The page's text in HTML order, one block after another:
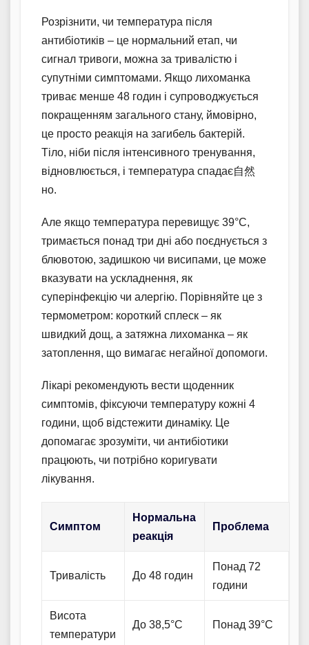
Розрізнити, чи температура після
антибіотиків – це нормальний етап, чи
сигнал тривоги, можна за тривалістю і
супутніми симптомами. Якщо лихоманка
триває менше 48 годин і супроводжується
покращенням загального стану, ймовірно,
це просто реакція на загибель бактерій.
Тіло, ніби після інтенсивного тренування,
відновлюється, і температура спадає自然
но.
Але якщо температура перевищує 39°C,
тримається понад три дні або поєднується з
блювотою, задишкою чи висипами, це може
вказувати на ускладнення, як
суперінфекцію чи алергію. Порівняйте це з
термометром: короткий сплеск – як
швидкий дощ, а затяжна лихоманка – як
затоплення, що вимагає негайної допомоги.
Лікарі рекомендують вести щоденник
симптомів, фіксуючи температуру кожні 4
години, щоб відстежити динаміку. Це
допомагає зрозуміти, чи антибіотики
працюють, чи потрібно коригувати
лікування.
Симптом
Нормальна
реакція
Проблема
Тривалість До 48 годин
Понад 72
години
Висота
температури
До 38,5°C Понад 39°C